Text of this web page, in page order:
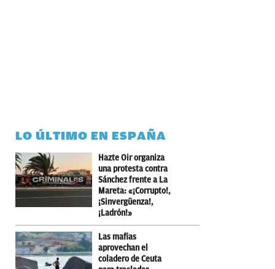
LO ÚLTIMO EN ESPAÑA
Hazte Oir organiza
una protesta contra
Sánchez frente a La
Mareta: «¡Corrupto!,
¡Sinvergüenza!,
¡Ladrón!»
Las mafias
aprovechan el
coladero de Ceuta